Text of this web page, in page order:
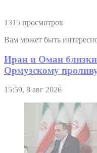
1315 просмотров
Вам может быть
Иран и Оман
Ормузскому
15:59, 8 авг 2026